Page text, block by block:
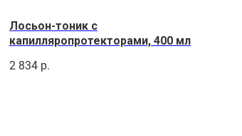
Лосьон-тоник с
капилляропротекторами, 400 мл
2 834 р.